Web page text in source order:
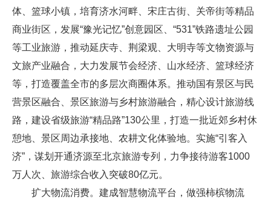
体、篮球小镇，培育济水河畔、宋庄古街、关帝街等精品
商业街区，发展“豫光记忆”创意园区、“531”铁路遗址公园
等工业旅游，推动延庆寺、荆梁观、大明寺等文物资源与
文旅产业融合，大力发展节会经济、山水经济、篮球经济
等，打造覆盖全市的多层次商圈体系。推动国有景区与民
营景区融合、景区旅游与乡村旅游融合，精心设计旅游线
路，建设省级旅游“精品路”130公里，打造一批近郊乡村休
憩地、景区周边承接地、农耕文化体验地。实施“引客入
济”，谋划开通济源至北京旅游专列，力争接待游客1000
万人次、旅游综合收入突破80亿元。
扩大物流消费。建成智慧物流平台，做强柿槟物流